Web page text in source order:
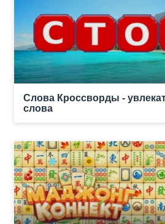
Слова Кроссворды -
слова